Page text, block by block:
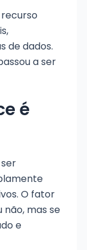
de dados.
a ser
é
O fator
não, mas se
e